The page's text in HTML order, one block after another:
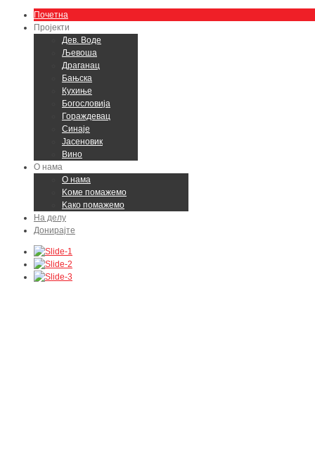
Почетна
Пројекти
Дев. Воде
Љевоша
Драганац
Бањска
Кухиње
Богословија
Гораждевац
Синаје
Јасеновик
Вино
О нама
О нама
Kоме помажемо
Kако помажемо
На делу
Донирајте